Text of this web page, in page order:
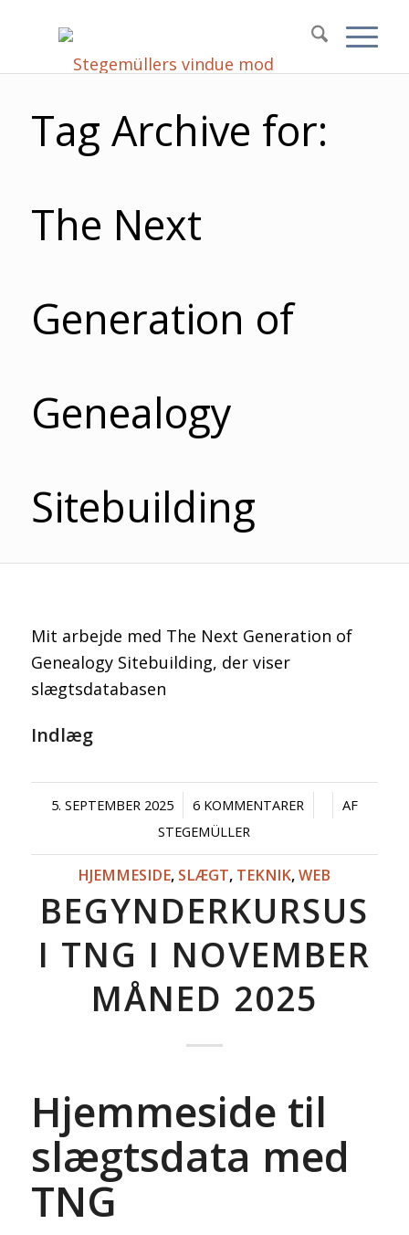
Tag Archive for:
The Next
Generation of
Genealogy
Sitebuilding
Mit arbejde med The Next Generation of
Genealogy Sitebuilding, der viser
slægtsdatabasen
Indlæg
5. SEPTEMBER 2025
/ 6 KOMMENTARER
/ /
AF
STEGEMÜLLER
HJEMMESIDE, SLÆGT, TEKNIK,WEB
BEGYNDERKURSUS
I TNG I NOVEMBER
MÅNED 2025
Hjemmeside til
slægtsdata med
TNG